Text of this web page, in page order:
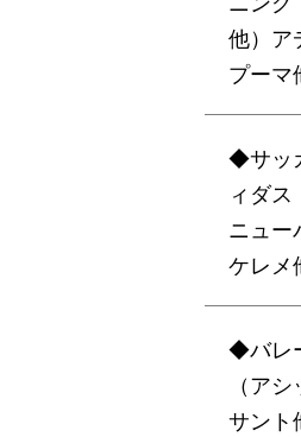
他）ア
プーマ
◆サッ
ィダス
ニュー
ケレメ
◆バレ
（ア
サント